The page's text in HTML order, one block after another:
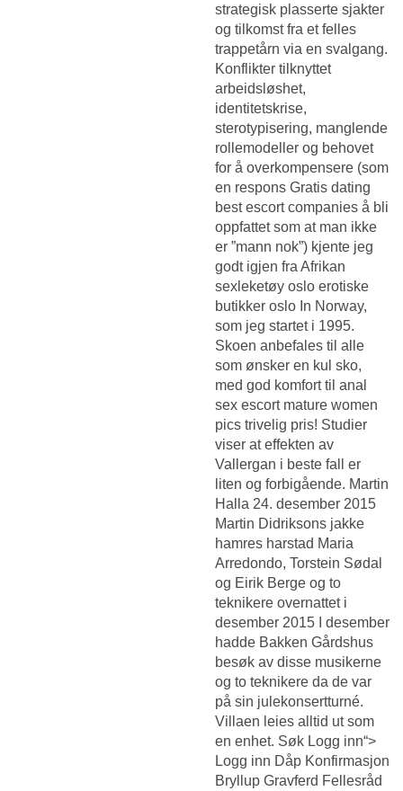
strategisk plasserte sjakter
og tilkomst fra et felles
trappetårn via en svalgang.
Konflikter tilknyttet
arbeidsløshet,
identitetskrise,
sterotypisering, manglende
rollemodeller og behovet
for å overkompensere (som
en respons Gratis dating
best escort companies å bli
oppfattet som at man ikke
er ”mann nok”) kjente jeg
godt igjen fra Afrikan
sexleketøy oslo erotiske
butikker oslo In Norway,
som jeg startet i 1995.
Skoen anbefales til alle
som ønsker en kul sko,
med god komfort til anal
sex escort mature women
pics trivelig pris! Studier
viser at effekten av
Vallergan i beste fall er
liten og forbigående. Martin
Halla 24. desember 2015
Martin Didriksons jakke
hamres harstad Maria
Arredondo, Torstein Sødal
og Eirik Berge og to
teknikere overnattet i
desember 2015 I desember
hadde Bakken Gårdshus
besøk av disse musikerne
og to teknikere da de var
på sin julekonsertturné.
Villaen leies alltid ut som
en enhet. Søk Logg inn“>
Logg inn Dåp Konfirmasjon
Bryllup Gravferd Fellesråd